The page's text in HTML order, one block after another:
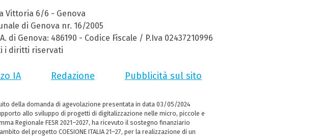
Vittoria 6/6 - Genova
di Genova nr. 16/2005
Genova: 486190 - Codice Fiscale / P.Iva 02437210996
i diritti riservati
IA Redazione Pubblicità sul sito
della domanda di agevolazione presentata in data 03/05/2024
allo sviluppo di progetti di digitalizzazione nelle micro, piccole e
Regionale FESR 2021–2027, ha ricevuto il sostegno finanziario
del progetto COESIONE ITALIA 21–27, per la realizzazione di un